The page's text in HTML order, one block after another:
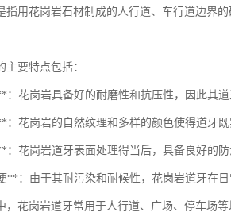
指用花岗岩石材制成的人行道、车行道边界
主要特点包括：
：花岗岩具备好的耐磨性和抗压性，因此其道
花岗岩的自然纹理和多样的颜色使得道牙既
花岗岩道牙表面处理得当后，具备良好的防
**：由于其耐污染和耐候性，花岗岩道牙在日
，花岗岩道牙常用于人行道、广场、停车场